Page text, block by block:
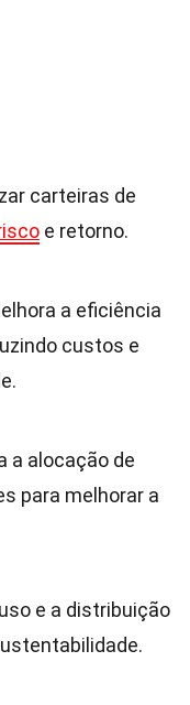
carteiras de
e retorno.
a eficiência
custos e
a alocação de
para melhorar a
e a distribuição